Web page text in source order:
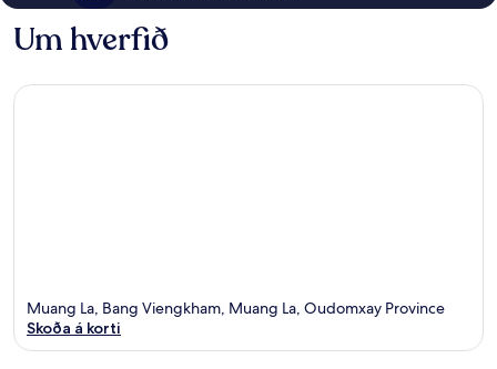
Um hverfið
Muang La, Bang Viengkham, Muang La, Oudomxay Province
Skoða á korti